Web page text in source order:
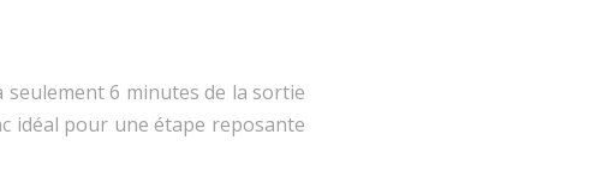
6 minutes de la sortie
idéal pour une étape reposante